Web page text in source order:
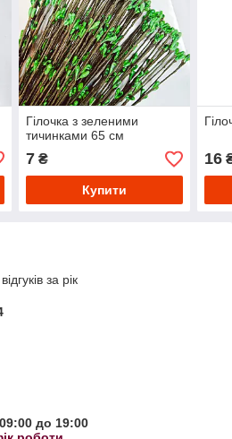
Гілочка з зеленими
тичинками 65 см
7₴
Купити
16
за рік
до 19:00